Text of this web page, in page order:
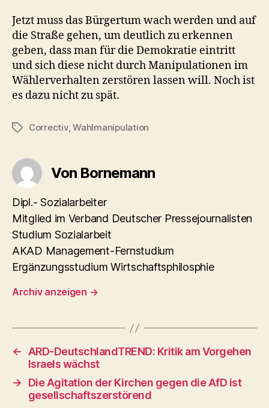
Jetzt muss das Bürgertum wach werden und auf
die Straße gehen, um deutlich zu erkennen
geben, dass man für die Demokratie eintritt
und sich diese nicht durch Manipulationen im
Wählerverhalten zerstören lassen will. Noch ist
es dazu nicht zu spät.
Schlagwörter
Correctiv,Wahlmanipulation
Von Bornemann
Dipl.- Sozialarbeiter
Mitglied im Verband Deutscher Pressejournalisten
Studium Sozialarbeit
AKAD Management-Fernstudium
Ergänzungsstudium Wirtschaftsphilosphie
Archiv anzeigen →
←
ARD-DeutschlandTREND: Kritik am Vorgehen
Israels wächst
→
Die Agitation der Kirchen gegen die AfD ist
gesellschaftszerstörend